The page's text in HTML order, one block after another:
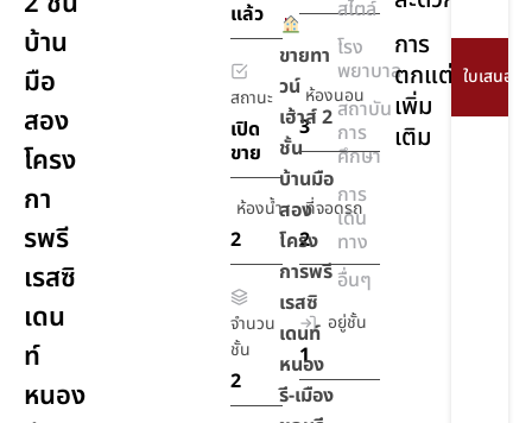
บ้าน
มือ
สอง
โครง
กา
รพรี
เรสซิ
เดน
ท์
หนอง
แล้ว
สถานะ
เปิด
ขาย
ห้องนอน
3
ห้องน้ำ
2
ที่จอดรถ
2
จำนวน
ชั้น
2
อยู่ชั้น
1
ขายทา
วน์
เฮ้าส์ 2
ชั้น
บ้านมือ
สอง
โครง
การพรี
เรสซิ
เดนท์
หนอง
รี-เมือง
สไตล์
โรง
พยาบาล
สถาบัน
การ
ศึกษา
การ
เดิน
ทาง
อื่นๆ
การ
ตกแต่ง
เพิ่ม
เติม